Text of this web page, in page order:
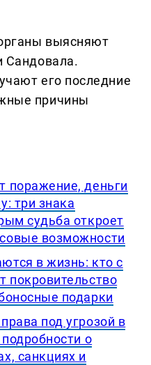
выясняют
Сандовала.
его последние
причины
поражение, деньги
три знака
судьба откроет
возможности
в жизнь: кто с
покровительство
подарки
под угрозой в
о
санкциях и